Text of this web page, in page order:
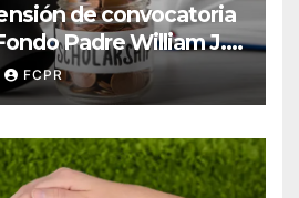
de convocatoria
Padre William J.
estudiantes del
FCPR